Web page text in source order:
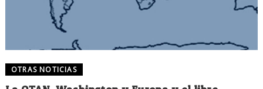
OTRAS NOTICIAS